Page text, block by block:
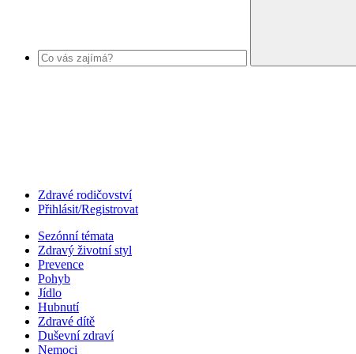
Zdravé rodičovství
Přihlásit/Registrovat
Sezónní témata
Zdravý životní styl
Prevence
Pohyb
Jídlo
Hubnutí
Zdravé dítě
Duševní zdraví
Nemoci